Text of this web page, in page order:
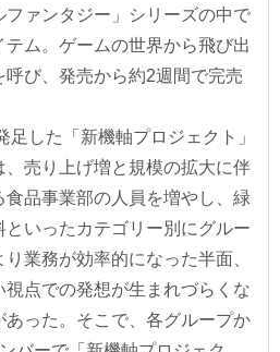
ァンタジー」シリーズの中で
ム。ゲームの世界から飛び出
呼び、発売から約2週間で完売
した「新機軸プロジェクト」
売り上げ増と規模の拡大に伴
品事業部の人員を増やし、緑
いったカテゴリー別にグルー
業務が効率的になった半面、
点での発想が生まれづらくな
あった。そこで、各グループか